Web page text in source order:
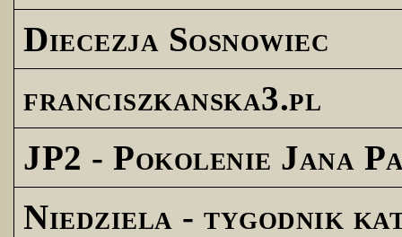
Diecezja Sosnowiec
franciszkanska3.pl
JP2 - Pokolenie Jana
Niedziela - tygodnik